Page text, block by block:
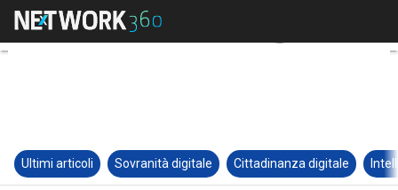
Ultimi articoli Sovranità digitale Cittadinanza digitale